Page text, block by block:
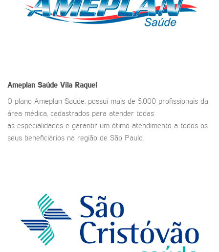
Ameplan Saúde Vila Raquel
O plano Ameplan Saúde, possui mais de 5.000 profissionais da
área médica, cadastrados para atender todas
as especialidades e garantir um ótimo atendimento a todos os
seus beneficiários na região de São Paulo.